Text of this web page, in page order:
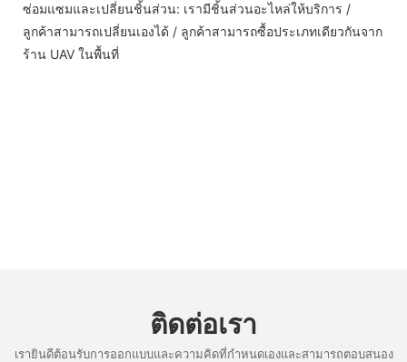
ซ่อมแซมและเปลี่ยนชิ้นส่วน: เรามีชิ้นส่วนอะไหล่ให้บริการ /
ลูกค้าสามารถเปลี่ยนเองได้ / ลูกค้าสามารถซื้อประเภทเดียวกันจาก
ร้าน UAV ในพื้นที่
ติดต่อเรา
เรายินดีต้อนรับการออกแบบและความคิดที่กำหนดเองและสามารถตอบสนอง